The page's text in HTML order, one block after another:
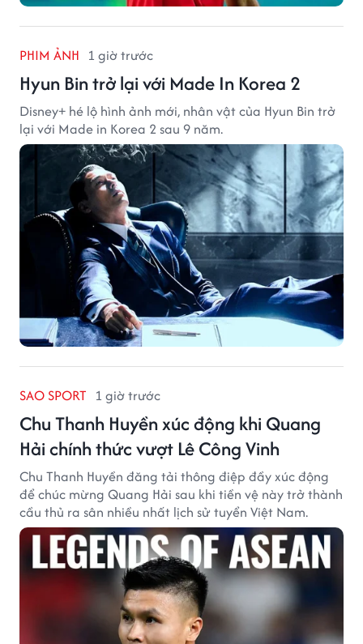
PHIM ẢNH 1 giờ trước
Hyun Bin trở lại với Made In Korea 2
Disney+ hé lộ hình ảnh mới, nhân vật của Hyun Bin trở
lại với Made in Korea 2 sau 9 năm.
SAO SPORT 1 giờ trước
Chu Thanh Huyền xúc động khi Quang
Hải chính thức vượt Lê Công Vinh
Chu Thanh Huyền đăng tải thông điệp đầy xúc động
để chúc mừng Quang Hải sau khi tiền vệ này trở thành
cầu thủ ra sân nhiều nhất lịch sử tuyển Việt Nam.